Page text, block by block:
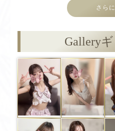
さら
Gallery